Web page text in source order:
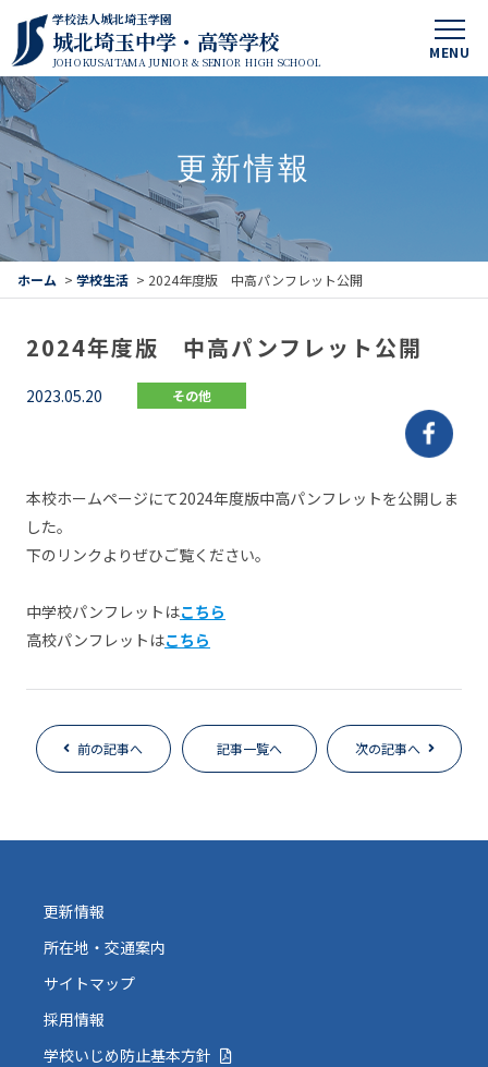
MENU
学校法人城北埼玉学園
城北埼玉中学・高等学校
JOHOKUSAITAMA JUNIOR & SENIOR HIGH SCHOOL
更新情報
ホーム > 学校生活 > 2024年度版 中高パンフレット公開
2024年度版 中高パンフレット公開
2023.05.20 その他
本校ホームページにて2024年度版中高パンフレットを公開しま
した。
下のリンクよりぜひご覧ください。
中学校パンフレットはこちら
高校パンフレットはこちら
前の記事へ 記事一覧へ 次の記事へ
更新情報
所在地・交通案内
サイトマップ
採用情報
学校いじめ防止基本方針